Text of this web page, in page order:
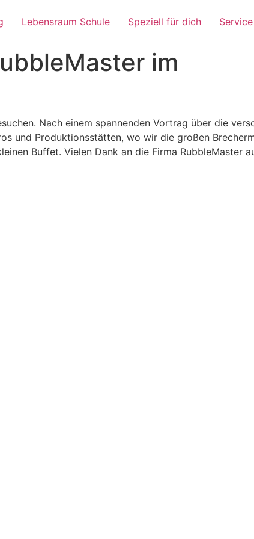
Lebensraum Schule Speziell für dich Service
im
Nach einem spannenden Vortrag über die
und Produktionsstätten, wo wir die großen
Buffet. Vielen Dank an die Firma RubbleMaster